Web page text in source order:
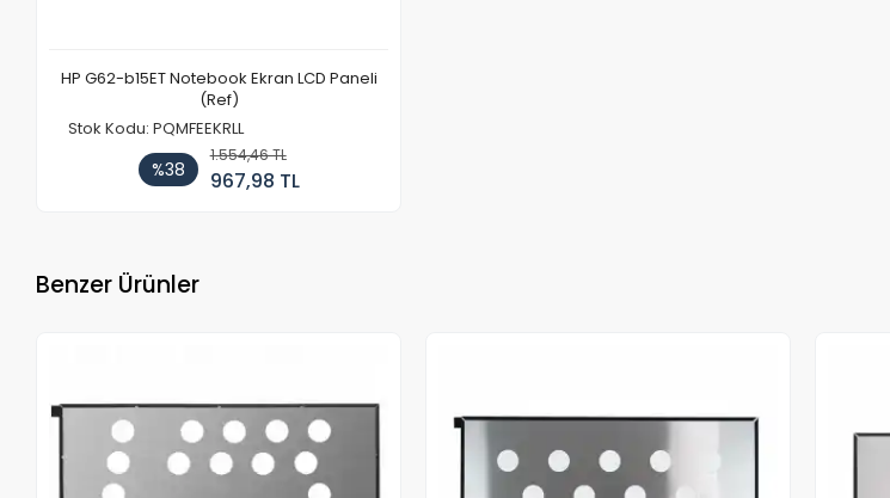
HP G62-b15ET Notebook Ekran LCD Paneli
(Ref)
Stok Kodu: PQMFEEKRLL
%38
1.554,46 TL
967,98 TL
Benzer Ürünler